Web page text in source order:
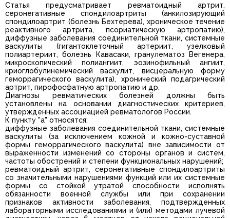
Статья предусматривает ревматоидный артрит,
серонегативные спондилоартриты (анкилозирующий
спондилоартрит (болезнь Бехтерева), хроническое течение
реактивного артрита, псориатическую артропатию),
диффузные заболевания соединительной ткани, системные
васкулиты (гигантоклеточный артериит, узелковый
полиартериит, болезнь Кавасаки, гранулематоз Вегенера,
микроскопический полиангиит, эозинофильный ангиит,
криоглобулинемический васкулит, висцеральную форму
геморрагического васкулита), хронический подагрический
артрит, пирофосфатную артропатию и др.
Диагнозы ревматических болезней должны быть
установлены на основании диагностических критериев,
утвержденных ассоциацией ревматологов России.
К пункту "а" относятся:
диффузные заболевания соединительной ткани, системные
васкулиты (за исключением кожной и кожно-суставной
формы геморрагического васкулита) вне зависимости от
выраженности изменений со стороны органов и систем,
частоты обострений и степени функциональных нарушений;
ревматоидный артрит, серонегативные спондилоартриты
со значительными нарушениями функций или их системные
формы со стойкой утратой способности исполнять
обязанности военной службы или при сохранении
признаков активности заболевания, подтвержденных
лабораторными исследованиями и (или) методами лучевой